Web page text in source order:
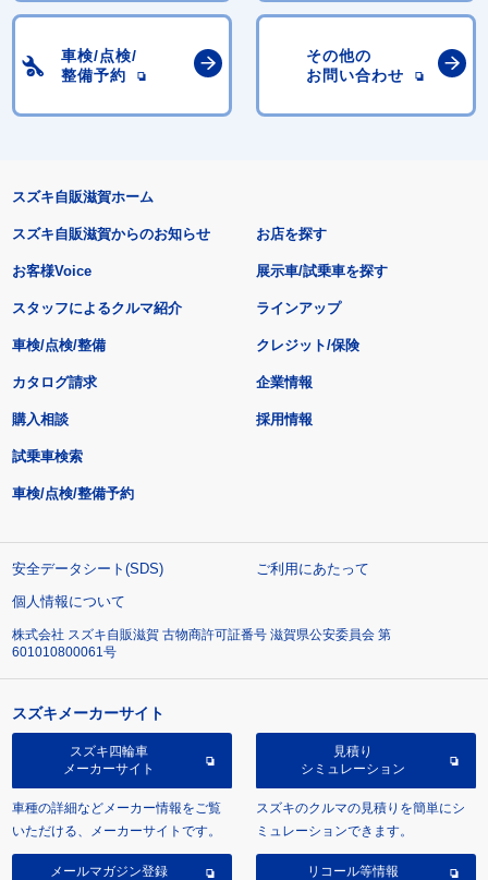
車検/点検/
整備予約
その他の
お問い合わせ
スズキ自販滋賀ホーム
スズキ自販滋賀からのお知らせ
お客様Voice
スタッフによるクルマ紹介
お店を探す
展示車/試乗車を探す
ラインアップ
車検/点検/整備 クレジット/保険
カタログ請求
購入相談
試乗車検索
車検/点検/整備予約
企業情報
採用情報
安全データシート(SDS)
ご利用にあたって
個人情報について
株式会社 スズキ自販滋賀 古物商許可証番号 滋賀県公安委員会 第
601010800061号
スズキメーカーサイト
スズキ四輪車
メーカーサイト
車種の詳細などメーカー情報をご覧
いただける、メーカーサイトです。
見積り
シミュレーション
スズキのクルマの見積りを簡単にシ
ミュレーションできます。
メールマガジン登録 リコール等情報